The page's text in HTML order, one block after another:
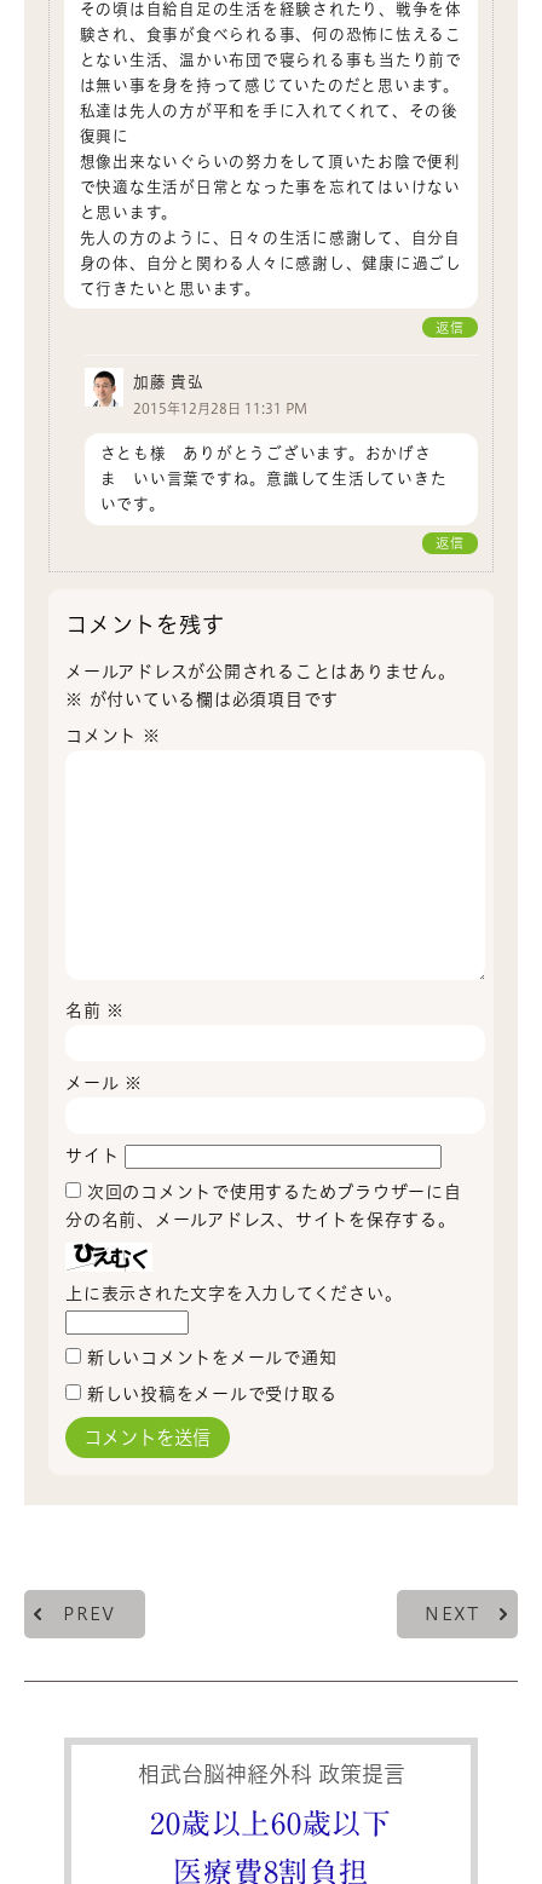
その頃は自給自足の生活を経験されたり、戦争を体
験され、食事が食べられる事、何の恐怖に怯えるこ
とない生活、温かい布団で寝られる事も当たり前で
は無い事を身を持って感じていたのだと思います。
私達は先人の方が平和を手に入れてくれて、その後
復興に
想像出来ないぐらいの努力をして頂いたお陰で便利
で快適な生活が日常となった事を忘れてはいけない
と思います。
先人の方のように、日々の生活に感謝して、自分自
身の体、自分と関わる人々に感謝し、健康に過ごし
て行きたいと思います。
返信
加藤 貴弘
2015年12月28日 11:31 PM
さとも様 ありがとうございます。おかげさ
ま いい言葉ですね。意識して生活していきた
いです。
返信
コメントを残す
メールアドレスが公開されることはありません。
※
が付いている欄は必須項目です
コメント ※
名前 ※
メール ※
サイト
次回のコメントで使用するためブラウザーに自
分の名前、メールアドレス、サイトを保存する。
上に表示された文字を入力してください。
新しいコメントをメールで通知
新しい投稿をメールで受け取る
PREV NEXT
相武台脳神経外科 政策提言
20歳以上60歳以下
医療費8割負担